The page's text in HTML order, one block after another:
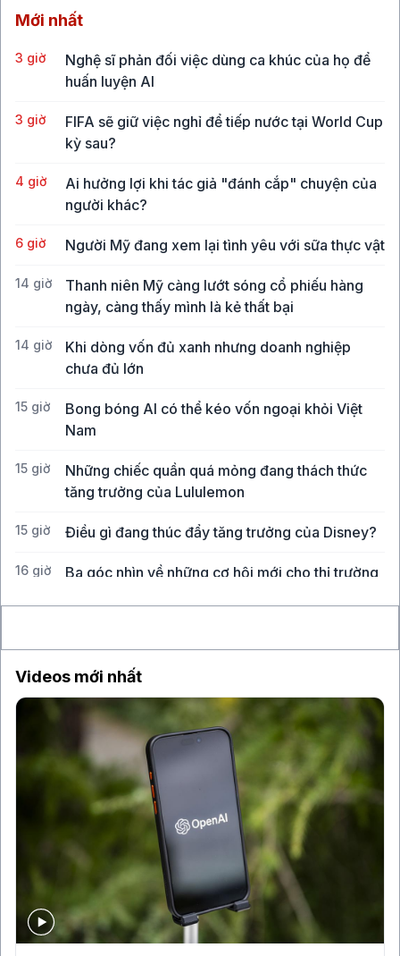
Mới nhất
3 giờ
Nghệ sĩ phản đối việc dùng ca khúc của họ để
huấn luyện AI
3 giờ
FIFA sẽ giữ việc nghỉ để tiếp nước tại World Cup
kỳ sau?
4 giờ
Ai hưởng lợi khi tác giả "đánh cắp" chuyện của
người khác?
6 giờ Người Mỹ đang xem lại tình yêu với sữa thực vật
14 giờ
Thanh niên Mỹ càng lướt sóng cổ phiếu hàng
ngày, càng thấy mình là kẻ thất bại
14 giờ
Khi dòng vốn đủ xanh nhưng doanh nghiệp
chưa đủ lớn
15 giờ
Bong bóng AI có thể kéo vốn ngoại khỏi Việt
Nam
15 giờ
Những chiếc quần quá mỏng đang thách thức
tăng trưởng của Lululemon
15 giờ Điều gì đang thúc đẩy tăng trưởng của Disney?
16 giờ
Ba góc nhìn về những cơ hội mới cho thị trường
Videos mới nhất